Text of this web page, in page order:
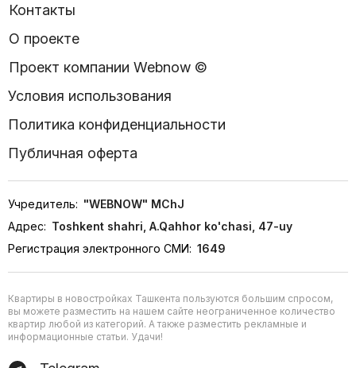
Контакты
О проекте
Проект компании Webnow ©
Условия использования
Политика конфиденциальности
Публичная оферта
Учредитель: "WEBNOW" MChJ
Адрес: Toshkent shahri, A.Qahhor ko'chasi, 47-uy
Регистрация электронного СМИ: 1649
Квартиры в новостройках Ташкента пользуются большим спросом,
вы можете разместить на нашем сайте неограниченное количество
квартир любой из категорий. А также разместить рекламные и
информационные статьи. Удачи!